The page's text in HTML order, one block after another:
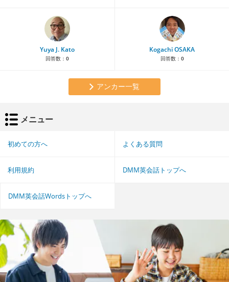
Yuya J. Kato
回答数： 0
Kogachi OSAKA
回答数： 0
アンカー一覧
メニュー
初めての方へ よくある質問
利用規約 DMM英会話トップへ
DMM英会話Wordsトップへ